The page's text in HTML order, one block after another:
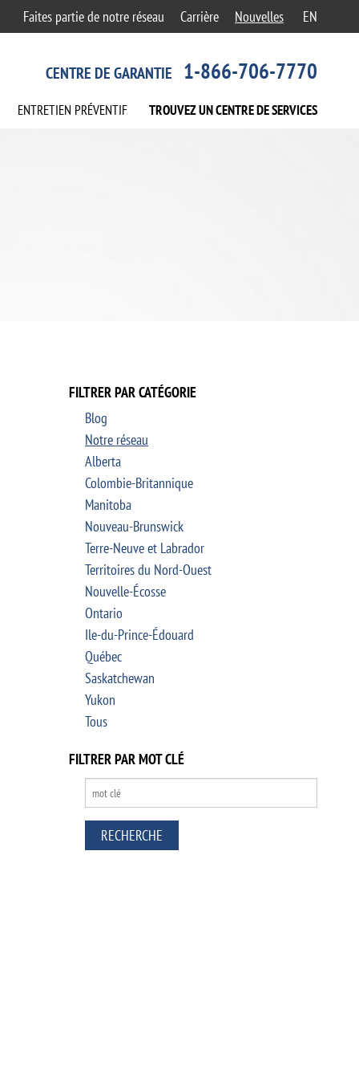
Faites partie de notre réseau Carrière Nouvelles EN
CENTRE DE GARANTIE 1-866-706-7770
ENTRETIEN PRÉVENTIF TROUVEZ UN CENTREDE SERVICES
FILTRER PAR CATÉGORIE
Blog
Notre réseau
Alberta
Colombie-Britannique
Manitoba
Nouveau-Brunswick
Terre-Neuve et Labrador
Territoires du Nord-Ouest
Nouvelle-Écosse
Ontario
Ile-du-Prince-Édouard
Québec
Saskatchewan
Yukon
Tous
FILTRER PAR MOT CLÉ